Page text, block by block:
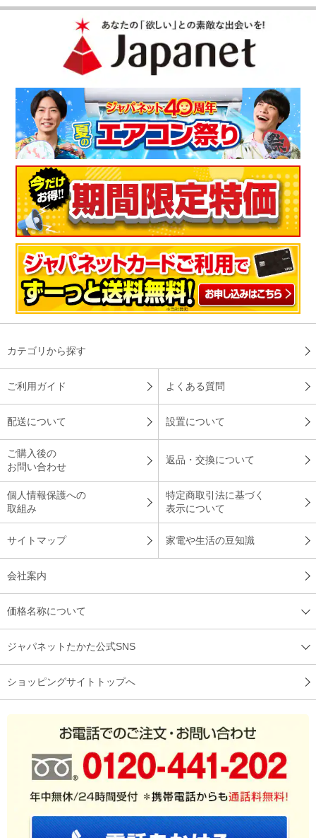
（群馬県 50代
シンプルで取扱いやすい
想像以上にパワフルでリモコンも小さくリモコン機能は多くの
機能が有りすぎず、シンプルなもので取扱いやすい。
（福岡県60代K.M様）
「お客様の声」は実際にご購入されたお客様からのご意見を掲載しておりま
す。
商品により、同一シリーズをご購入された方の声を含みます。
カテゴリから探す
ご利用ガイド よくある質問
配送について 設置について
ご購入後の
お問い合わせ
返品・交換について
個人情報保護への
取組み
特定商取引法に基づく
表示について
サイトマップ 家電や生活の豆知識
会社案内
価格名称について
ジャパネットたかた公式SNS
ショッピングサイトトップへ